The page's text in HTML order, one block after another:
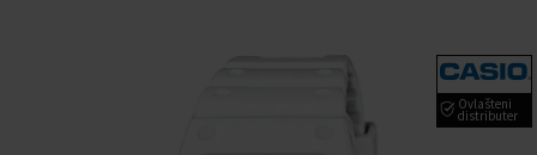
Ovlašteni
distributer